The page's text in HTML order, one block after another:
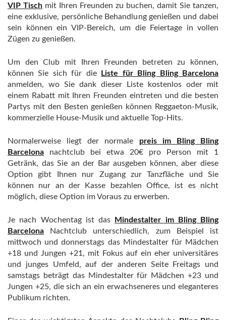
VIP Tisch mit Ihren Freunden zu buchen, damit Sie tanzen,
eine exklusive, persönliche Behandlung genießen und dabei
sein können ein VIP-Bereich, um die Feiertage in vollen
Zügen zu genießen.
Um den Club mit Ihren Freunden betreten zu können,
können Sie sich für die
Liste für Bling Bling Barcelona
anmelden, wo Sie dank dieser Liste kostenlos oder mit
einem Rabatt mit Ihren Freunden eintreten und die besten
Partys mit den Besten genießen können Reggaeton-Musik,
kommerzielle House-Musik und aktuelle Top-Hits.
Normalerweise liegt der normale preis im Bling Bling
Barcelona nachtclub bei etwa 20€ pro Person mit 1
Getränk, das Sie an der Bar ausgeben können, aber diese
Option gibt Ihnen nur Zugang zur Tanzfläche und Sie
können nur an der Kasse bezahlen Office, ist es nicht
möglich, diese Option im Voraus zu erwerben.
Je nach Wochentag ist das
Mindestalter im Bling Bling
Barcelona Nachtclub unterschiedlich, zum Beispiel ist
mittwoch und donnerstags das Mindestalter für Mädchen
+18 und Jungen +21, mit Fokus auf ein eher universitäres
und junges Umfeld, auf der anderen Seite Freitags und
samstags beträgt das Mindestalter für Mädchen +23 und
Jungen +25, die sich an ein erwachseneres und eleganteres
Publikum richten.